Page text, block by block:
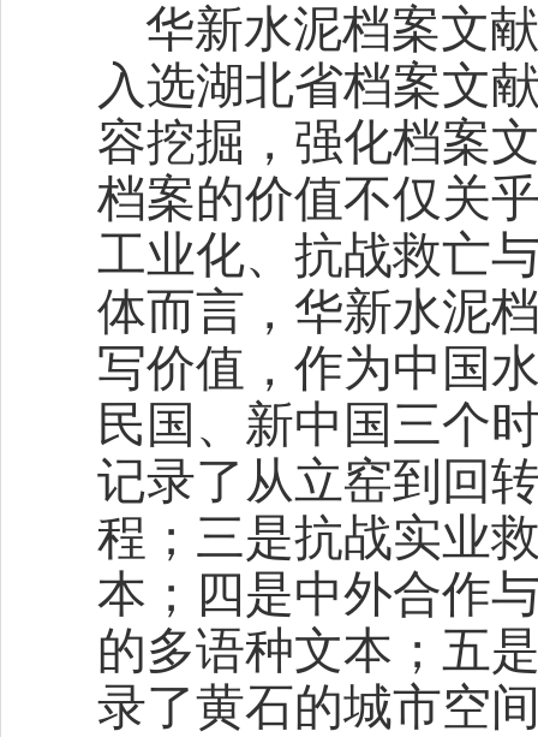
华新水泥档案文
入选湖北省档案文
容挖掘，强化档案
档案的价值不仅关
工业化、抗战救亡
体而言，华新水泥
写价值，作为中国
民国、新中国三个
记录了从立窑到回
程；三是抗战实业
本；四是中外合作
的多语种文本；五
录了黄石的城市空